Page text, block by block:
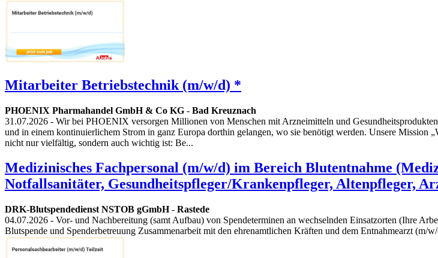
Mitarbeiter Betriebstechnik (m/w/d) *
PHOENIX Pharmahandel GmbH & Co KG - Bad Kreuznach
31.07.2026 - Wir bei PHOENIX versorgen Millionen von Menschen mit Arzneimitteln und
und in einem kontinuierlichem Strom in ganz Europa dorthin gelangen, wo sie benötigt werden. Unsere
nicht nur vielfältig, sondern auch wichtig ist: Be...
Medizinisches Fachpersonal (m/w/d) im Bereich Blutentnahme
Notfallsanitäter, Gesundheitspfleger/Krankenpfleger, Altenpfleger,
DRK-Blutspendedienst NSTOB gGmbH- Rastede
04.07.2026 - Vor- und Nachbereitung (samt Aufbau) von Spendeterminen an wechselnden Einsatzorten (Ihre
Blutspende und Spenderbetreuung Zusammenarbeit mit den ehrenamtlichen Kräften und dem Entnahmearzt